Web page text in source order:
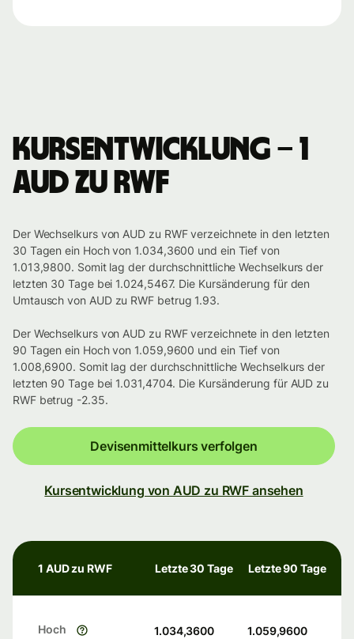
Kursentwicklung – 1
AUD zu RWF
Der Wechselkurs von AUD zu RWF verzeichnete in den letzten
30 Tagen ein Hoch von 1.034,3600 und ein Tief von
1.013,9800. Somit lag der durchschnittliche Wechselkurs der
letzten 30 Tage bei 1.024,5467. Die Kursänderung für den
Umtausch von AUD zu RWF betrug 1.93.
Der Wechselkurs von AUD zu RWF verzeichnete in den letzten
90 Tagen ein Hoch von 1.059,9600 und ein Tief von
1.008,6900. Somit lag der durchschnittliche Wechselkurs der
letzten 90 Tage bei 1.031,4704. Die Kursänderung für AUD zu
RWF betrug -2.35.
Devisenmittelkurs verfolgen
Kursentwicklung von AUD zu RWF ansehen
1 AUD zu RWF Letzte 30 Tage Letzte 90 Tage
Hoch 1.034,3600 1.059,9600